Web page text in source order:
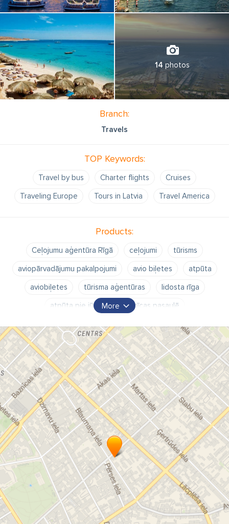
14 photos
Branch:
Travels
TOP Keywords:
Travel by bus Charter flights
Cruises
Traveling Europe
Tours in Latvia Travel America
Products:
Ceļojumu aģentūra Rīgā ceļojumi
tūrisms
aviopārvadājumu pakalpojumi
avio biļetes
atpūta
aviobiļetes
tūrisma aģentūras
lidosta rīga
atpūta pie jūras
viesnīcas pasaulē
ceļazīmes no vadošajiem tūrisma operatoriem
darījumu braucienu plānošana
More